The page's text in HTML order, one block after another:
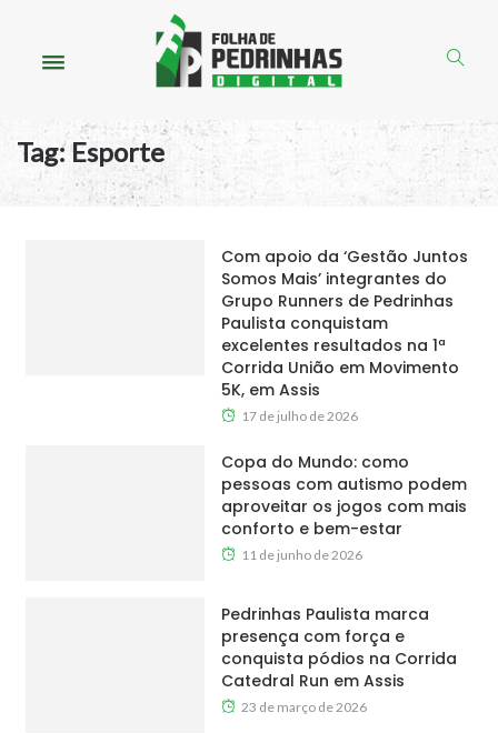
Tag:Esporte
Com apoio da ‘Gestão Juntos
Somos Mais’ integrantes do
Grupo Runners de Pedrinhas
Paulista conquistam
excelentes resultados na 1ª
Corrida União em Movimento
5K, em Assis
17 de julho de 2026
Copa do Mundo: como
pessoas com autismo podem
aproveitar os jogos com mais
conforto e bem-estar
11 de junho de 2026
Pedrinhas Paulista marca
presença com força e
conquista pódios na Corrida
Catedral Run em Assis
23 de março de 2026